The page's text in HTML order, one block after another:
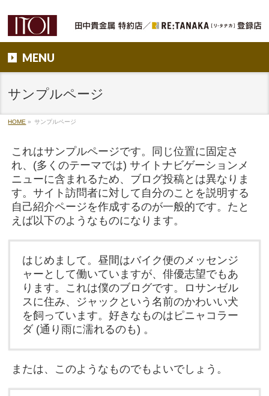
MENU
サンプルページ
HOME » サンプルページ
これはサンプルページです。同じ位置に固定さ
れ、(多くのテーマでは) サイトナビゲーションメ
ニューに含まれるため、ブログ投稿とは異なりま
す。サイト訪問者に対して自分のことを説明する
自己紹介ページを作成するのが一般的です。たと
えば以下のようなものになります。
はじめまして。昼間はバイク便のメッセンジ
ャーとして働いていますが、俳優志望でもあ
ります。これは僕のブログです。ロサンゼル
スに住み、ジャックという名前のかわいい犬
を飼っています。好きなものはピニャコラー
ダ (通り雨に濡れるのも) 。
または、このようなものでもよいでしょう。